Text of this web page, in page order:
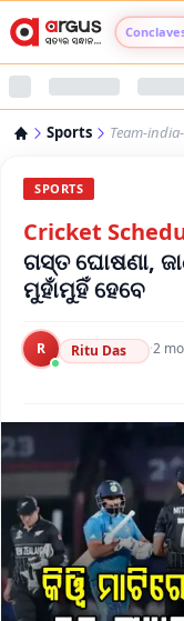
Sports Team-
SPORTS
Cricket
ଗସ୍ତ ଘୋଷଣା,
ମୁହାଁମୁହିଁ ହେବେ
R Ritu Das ·2